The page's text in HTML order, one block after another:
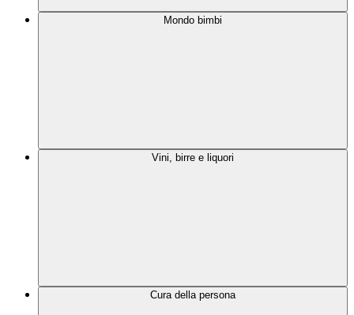
Mondo bimbi
Vini, birre e liquori
Cura della persona